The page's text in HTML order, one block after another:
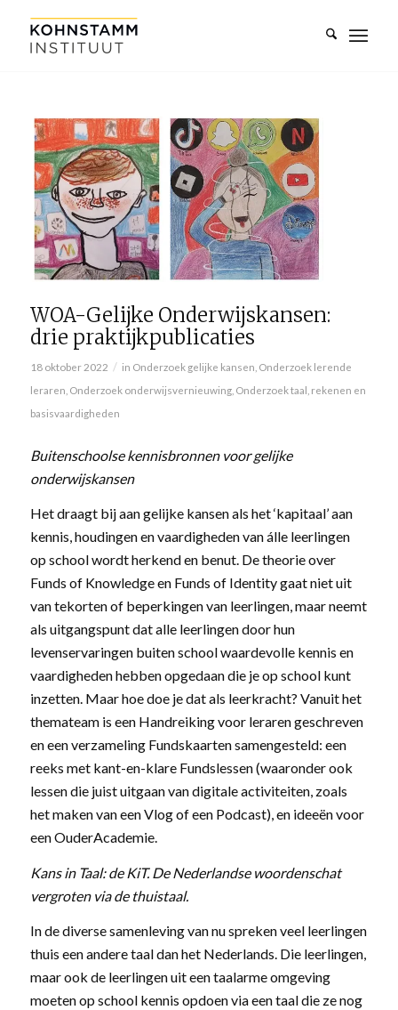
WOA-Gelijke Onderwijskansen:
drie praktijkpublicaties
18 oktober 2022 / in Onderzoek gelijke kansen Onderzoek lerende
leraren Onderzoek onderwijsvernieuwing, Onderzoek taal, rekenen en
basisvaardigheden
Buitenschoolse kennisbronnen voor gelijke
onderwijskansen
Het draagt bij aan gelijke kansen als het ‘kapitaal’ aan
kennis, houdingen en vaardigheden van álle leerlingen
op school wordt herkend en benut. De theorie over
Funds of Knowledge en Funds of Identity gaat niet uit
van tekorten of beperkingen van leerlingen, maar neemt
als uitgangspunt dat alle leerlingen door hun
levenservaringen buiten school waardevolle kennis en
vaardigheden hebben opgedaan die je op school kunt
inzetten. Maar hoe doe je dat als leerkracht? Vanuit het
themateam is een Handreiking voor leraren geschreven
en een verzameling Fundskaarten samengesteld: een
reeks met kant-en-klare Fundslessen (waaronder ook
lessen die juist uitgaan van digitale activiteiten, zoals
het maken van een Vlog of een Podcast), en ideeën voor
een OuderAcademie.
Kans in Taal: de KiT. De Nederlandse woordenschat
vergroten via de thuistaal.
In de diverse samenleving van nu spreken veel leerlingen
thuis een andere taal dan het Nederlands. Die leerlingen,
maar ook de leerlingen uit een taalarme omgeving
moeten op school kennis opdoen via een taal die ze nog